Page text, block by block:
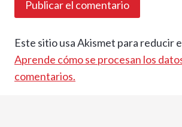
Este sitio usa Akismet para reducir
Aprende cómo se procesan los
comentarios.